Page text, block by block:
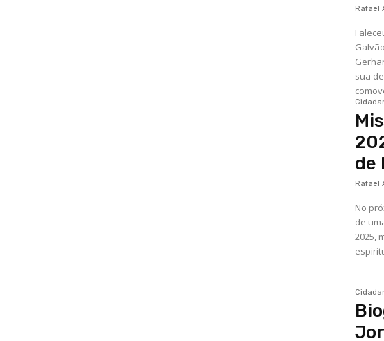
Rafael
sua
de
Rafael
No
de
2025,